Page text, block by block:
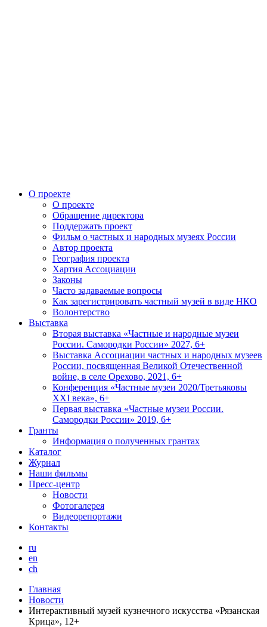
О проекте
О проекте
Обращение директора
Поддержать проект
Фильм о частных и народных музеях России
Автор проекта
География проекта
Хартия Ассоциации
Законы
Часто задаваемые вопросы
Как зарегистрировать частный музей в виде НКО
Волонтерство
Выставка
Вторая выставка «Частные и народные музеи
России. Самородки России» 2027, 6+
Выставка Ассоциации частных и народных музеев
России, посвященная Великой Отечественной
войне, в селе Орехово, 2021, 6+
Конференция «Частные музеи 2020/Третьяковы
XXI века», 6+
Первая выставка «Частные музеи России.
Самородки России» 2019, 6+
Гранты
Информация о полученных грантах
Каталог
Журнал
Наши фильмы
Пресс-центр
Новости
Фотогалерея
Видеорепортажи
Контакты
ru
en
ch
Главная
Новости
Интерактивный музей кузнечного искусства «Рязанская
Крица», 12+